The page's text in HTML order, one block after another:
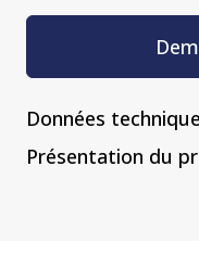
Données
Présentation du